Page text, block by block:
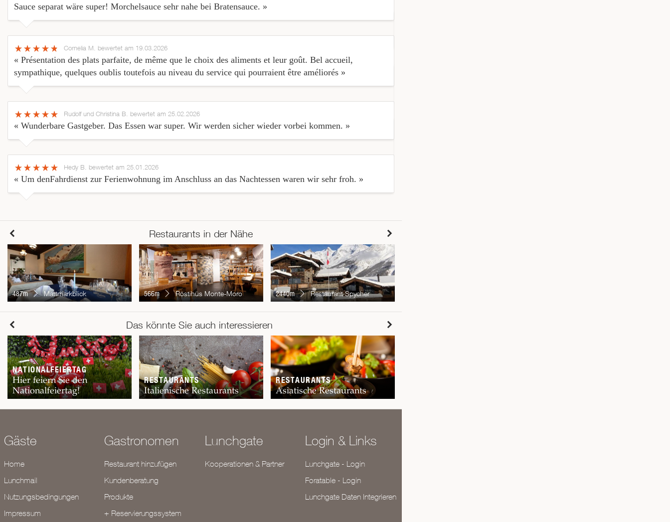
Sauce separat wäre super! Morchelsauce sehr nahe bei Bratensauce. »
Cornelia M. bewertet am 19.03.2026
« Présentation des plats parfaite, de même que le choix des aliments et leur goût. Bel accueil,
sympathique, quelques oublis toutefois au niveau du service qui pourraient être améliorés »
Rudolf und Christina B. bewertet am 25.02.2026
« Wunderbare Gastgeber. Das Essen war super. Wir werden sicher wieder vorbei kommen. »
Hedy B. bewertet am 25.01.2026
« Um denFahrdienst zur Ferienwohnung im Anschluss an das Nachtessen waren wir sehr froh. »
Restaurants in der Nähe
487m Mattmarkblick 566m Röstihüs Monte-Moro 2440m Restaurant Spycher
Das könnte Sie auch interessieren
NATIONALFEIERTAG
Hier feiern Sie den
Nationalfeiertag!
RESTAURANTS
Italienische Restaurants
RESTAURANTS
Asiatische Restaurants
Gäste
Home
Lunchmail
Nutzungsbedingungen
Impressum
Gastronomen
Restaurant hinzufügen
Kundenberatung
Produkte
+ Reservierungssystem
Lunchgate
Kooperationen & Partner
Login & Links
Lunchgate - Login
Foratable - Login
Lunchgate Daten Integrieren